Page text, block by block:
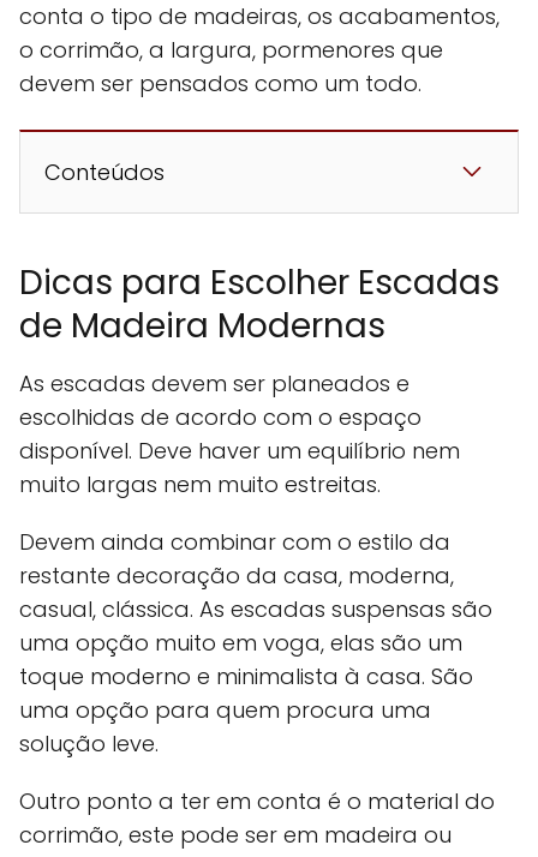
conta o tipo de madeiras, os acabamentos,
o corrimão, a largura, pormenores que
devem ser pensados como um todo.
Conteúdos
Dicas para Escolher Escadas
de Madeira Modernas
As escadas devem ser planeados e
escolhidas de acordo com o espaço
disponível. Deve haver um equilíbrio nem
muito largas nem muito estreitas.
Devem ainda combinar com o estilo da
restante decoração da casa, moderna,
casual, clássica. As escadas suspensas são
uma opção muito em voga, elas são um
toque moderno e minimalista à casa. São
uma opção para quem procura uma
solução leve.
Outro ponto a ter em conta é o material do
corrimão, este pode ser em madeira ou